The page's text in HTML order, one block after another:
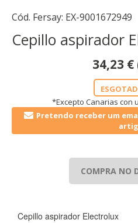
Cód. Fersay: EX-9001672949
Cepillo aspirador
34,23 €
*Excepto Canarias con
Pretendo receber um
COMPRA NO
Cepillo aspirador Electrolux